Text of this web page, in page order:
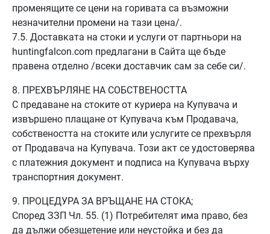
променящите се цени на горивата са възможни
незначителни промени на тази цена/.
7.5. Доставката на стоки и услуги от партньори на
huntingfalcon.com предлагани в Сайта ще бъде
правена отделно /всеки доставчик сам за себе си/.
8. ПРЕХВЪРЛЯНЕ НА СОБСТВЕНОСТТА
С предаване на стоките от куриера на Купувача и
извършено плащане от Купувача към Продавача,
собствеността на стоките или услугите се прехвърля
от Продавача на Купувача. Този акт се удостоверява
с платежния документ и подписа на Купувача върху
транспортния документ.
9. ПРОЦЕДУРА ЗА ВРЪЩАНЕ НА СТОКА;
Според ЗЗП Чл. 55. (1) Потребителят има право, без
да дължи обезщетение или неустойка и без да